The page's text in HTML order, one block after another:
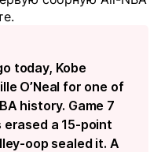
today, Kobe
O’Neal for one of
history. Game 7
erased a 15-point
oop sealed it. A